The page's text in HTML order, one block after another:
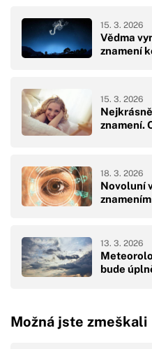
Vědma
znamení
15. 3. 2026
znamení.
15. 3. 2026
Novoluní
18. 3. 2026
bude
13. 3. 2026
Možná jste zmeškali